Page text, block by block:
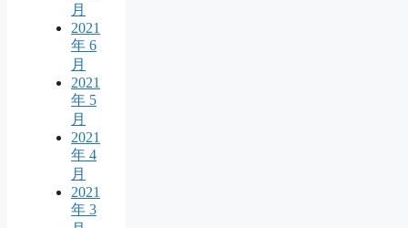
月
2021
年 6
月
2021
年 5
月
2021
年 4
月
2021
年 3